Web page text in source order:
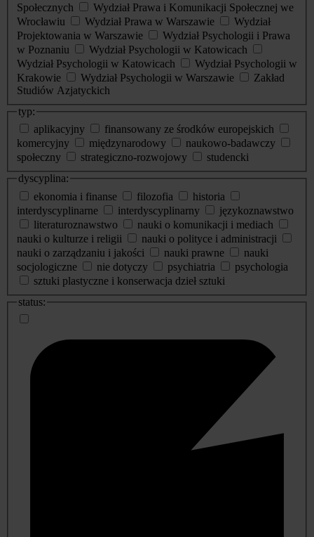
Społecznych
Wydział Prawa i Komunikacji Społecznej we
Wrocławiu
Wydział Prawa w Warszawie
Wydział
Projektowania w Warszawie
Wydział Psychologii i Prawa
w Poznaniu
Wydział Psychologii w Katowicach
Wydział Psychologii w Katowicach
Wydział Psychologii w
Krakowie
Wydział Psychologii w Warszawie
Zakład
Studiów Azjatyckich
typ:
aplikacyjny
finansowany ze środków europejskich
komercyjny
międzynarodowy
naukowo-badawczy
społeczny
strategiczno-rozwojowy
studencki
dyscyplina:
ekonomia i finanse
filozofia
historia
interdyscyplinarne
interdyscyplinarny
językoznawstwo
literaturoznawstwo
nauki o komunikacji i mediach
nauki o kulturze i religii
nauki o polityce i administracji
nauki o zarządzaniu i jakości
nauki prawne
nauki
socjologiczne
nie dotyczy psychiatria
psychologia
sztuki plastyczne i konserwacja dzieł sztuki
status: